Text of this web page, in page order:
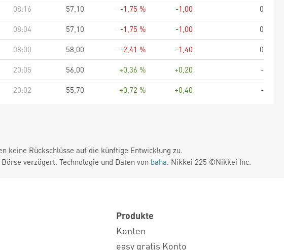
08:16 57,10 -1,75 % -1,00
0
08:04 57,10 -1,75 % -1,00
0
08:00 58,00 -2,41 % -1,40
0
20:05 56,00 +0,36 % +0,20
-
20:02 55,70 +0,72 % +0,40 -
keine Rückschlüsse auf die künftige Entwicklung zu.
verzögert. Technologie und Daten von baha. Nikkei 225 ©Nikkei Inc.
Produkte
Konten
easy gratis Konto